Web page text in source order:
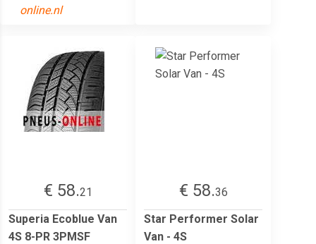
online.nl
€ 58.21
Superia Ecoblue Van
4S 8-PR 3PMSF
€ 58.36
Star Performer Solar
Van - 4S